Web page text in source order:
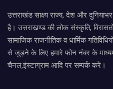
उत्तराखंड साक्ष्य राज्य, देश और
है। उत्तराखण्ड की लोक संस्कृति,
सामाजिक राजनीतिक व धार्मिक
से जुड़ने के लिए हमारे फोन नंबर के
चैनल,इंस्टाग्राम आदि पर सम्पर्क करे।